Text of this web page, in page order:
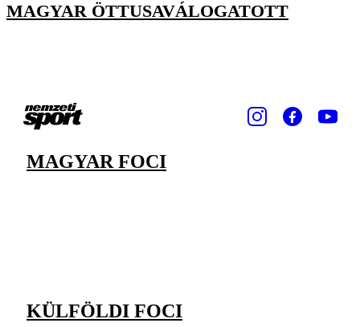
MAGYAR ÖTTUSAVÁLOGATOTT
MAGYAR FOCI
KÜLFÖLDI FOCI